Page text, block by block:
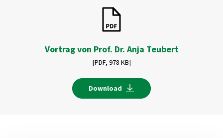
Vortrag von Prof. Dr. Anja Teubert
[PDF, 978 KB]
Download